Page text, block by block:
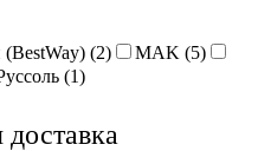
(BestWay) (2)
MAK (5)
(1)